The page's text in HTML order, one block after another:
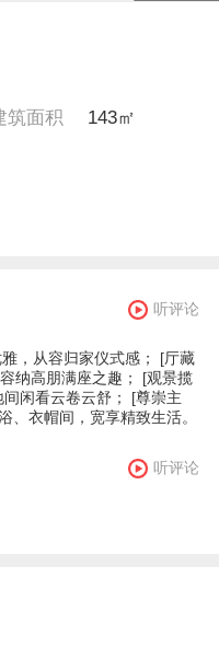
筑面积
143㎡
听评论
，从容归家仪式感； [厅藏
纳高朋满座之趣； [观景揽
闲看云卷云舒； [尊崇主
、衣帽间，宽享精致生活。
听评论